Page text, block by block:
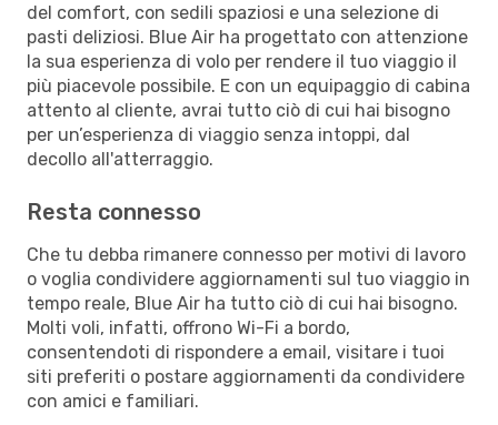
del comfort, con sedili spaziosi e una selezione di
pasti deliziosi. Blue Air ha progettato con attenzione
la sua esperienza di volo per rendere il tuo viaggio il
più piacevole possibile. E con un equipaggio di cabina
attento al cliente, avrai tutto ciò di cui hai bisogno
per un’esperienza di viaggio senza intoppi, dal
decollo all'atterraggio.
Resta connesso
Che tu debba rimanere connesso per motivi di lavoro
o voglia condividere aggiornamenti sul tuo viaggio in
tempo reale, Blue Air ha tutto ciò di cui hai bisogno.
Molti voli, infatti, offrono Wi-Fi a bordo,
consentendoti di rispondere a email, visitare i tuoi
siti preferiti o postare aggiornamenti da condividere
con amici e familiari.